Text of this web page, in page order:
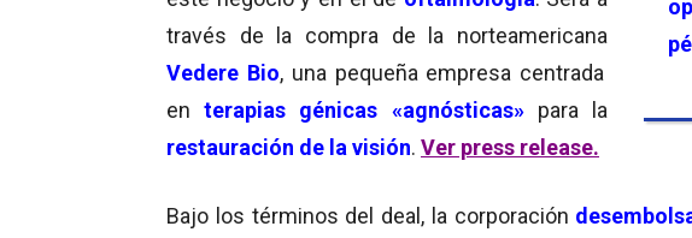
través de la compra de la norteamericana
Vedere Bio, una pequeña empresa centrada
enterapias génicas «agnósticas» para la
restauración de la visión. Ver press release.
Bajo los términos del deal, la corporación